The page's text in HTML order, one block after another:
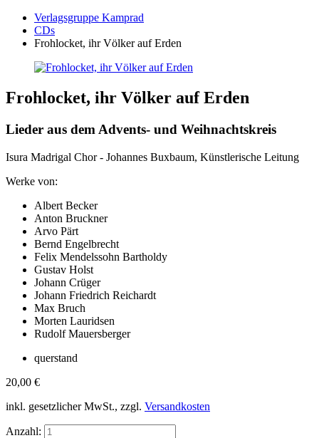
Verlagsgruppe Kamprad
CDs
Frohlocket, ihr Völker auf Erden
Frohlocket, ihr Völker auf Erden
Lieder aus dem Advents- und Weihnachtskreis
Isura Madrigal Chor - Johannes Buxbaum, Künstlerische Leitung
Werke von:
Albert Becker
Anton Bruckner
Arvo Pärt
Bernd Engelbrecht
Felix Mendelssohn Bartholdy
Gustav Holst
Johann Crüger
Johann Friedrich Reichardt
Max Bruch
Morten Lauridsen
Rudolf Mauersberger
querstand
20,00 €
inkl. gesetzlicher MwSt., zzgl. Versandkosten
Anzahl: